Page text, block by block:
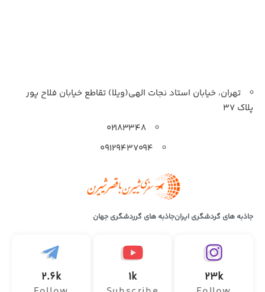
تهران، خیابان استاد نجات الهی(ویلا) تقاطع خیابان فلاح پور
پلاک 37
۰۲۱۸۳۳۴۸
۰۹۱۲۹۴۳۷۰۹۴
جاذبه های گردشگری ایرانجاذبه های گرردشگری جهان
23k
1k
2.6k